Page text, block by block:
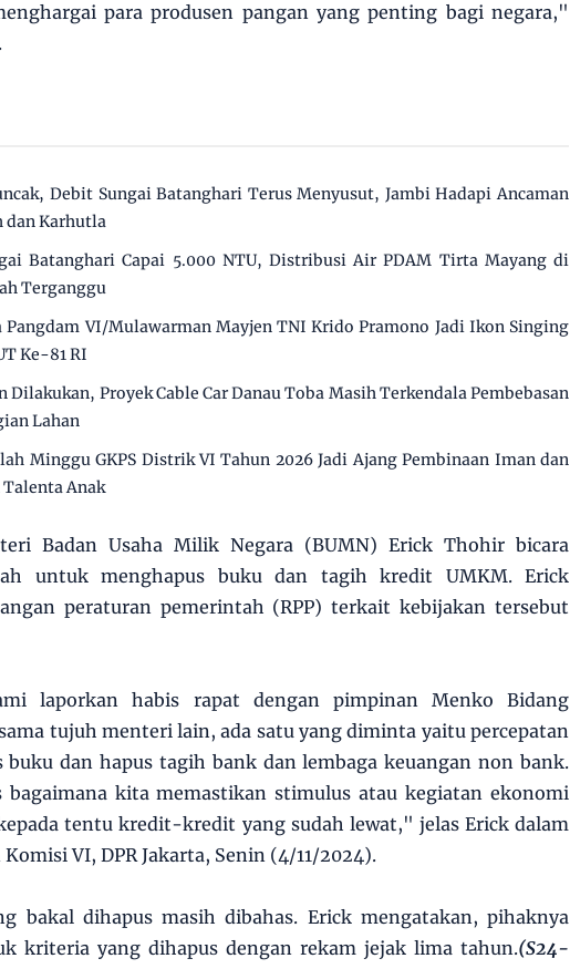
para produsen pangan yang penting bagi negara,"
Debit Sungai Batanghari Terus Menyusut, Jambi Hadapi Ancaman
dan Karhutla
Batanghari Capai 5.000 NTU, Distribusi Air PDAM Tirta Mayang di
Terganggu
Pangdam VI/Mulawarman Mayjen TNI Krido Pramono Jadi Ikon Singing
Ke-81 RI
Dilakukan, Proyek Cable Car Danau Toba Masih Terkendala Pembebasan
Lahan
Minggu GKPS Distrik VI Tahun 2026 Jadi Ajang Pembinaan Iman dan
Anak
Badan Usaha Milik Negara (BUMN) Erick Thohir bicara
untuk menghapus buku dan tagih kredit UMKM. Erick
peraturan pemerintah (RPP) terkait kebijakan tersebut
laporkan habis rapat dengan pimpinan Menko Bidang
tujuh menteri lain, ada satu yang diminta yaitu percepatan
buku dan hapus tagih bank dan lembaga keuangan non bank.
bagaimana kita memastikan stimulus atau kegiatan ekonomi
tentu kredit-kredit yang sudah lewat," jelas Erick dalam
VI, DPR Jakarta, Senin (4/11/2024).
bakal dihapus masih dibahas. Erick mengatakan, pihaknya
kriteria yang dihapus dengan rekam jejak lima tahun.(S24-